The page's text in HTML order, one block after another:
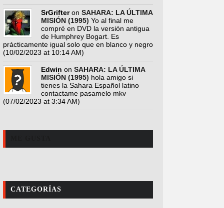
SrGrifteron SAHARA: LA ÚLTIMA
MISIÓN (1995) Yo al final me
compré en DVD la versión antigua
de Humphrey Bogart. Es
prácticamente igual solo que en blanco y negro
(10/02/2023 at 10:14 AM)
Edwin on SAHARA: LA ÚLTIMA
MISIÓN (1995) hola amigo si
tienes la Sahara Español latino
contactame pasamelo mkv
(07/02/2023 at 3:34 AM)
CATEGORÍAS